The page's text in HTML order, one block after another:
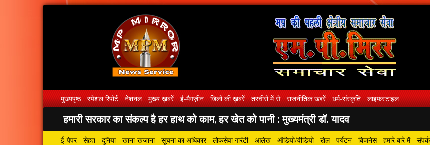
मुख्यपृष्ठ स्पेशल रिपोर्ट नेशनल मुख्य ख़बरें ई-मैगज़ीन जिलों की ख़बरें तस्वीरों में से राजनीतिक खबरें धर्म-संस्कृति लाइफस्टाइल
हमारी सरकार का संकल्प है हर हाथ को काम, हर खेत को पानी : मुख्यमंत्री डॉ. यादव
ई-पेपर सेहत दुनिया खाना-खजाना सूचना का अधिकार लोकसेवा गारंटी आलेख ऑडियो/वीडियो खेल पर्यटन बिजनेस हमारे बारे में संपर्क